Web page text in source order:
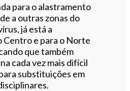
para o alastramento
a outras zonas do
já está a
e para o Norte
que também
cada vez mais difícil
substituições em